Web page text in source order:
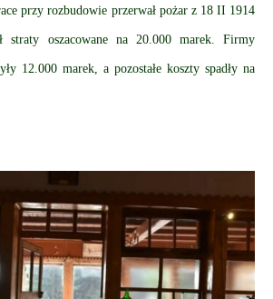
przy rozbudowie przerwał pożar z 18 II 1914
straty oszacowane na 20.000 marek. Firmy
12.000 marek, a pozostałe koszty spadły na